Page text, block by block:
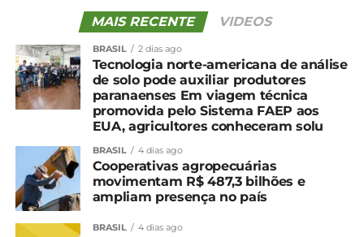
Facebook
Relacionado
Boletim Logístico mostra
desempenho das
exportações de soja e
milho em 2023/24
28 de dezembro, 2024
pode atingir 134,966
milhões de toneladas em
2024
17 de julho, 2024
MAIS RECENTE VIDEOS
BRASIL 2 dias ago
Tecnologia norte-americana de análise
de solo pode auxiliar produtores
paranaenses Em viagem técnica
promovida pelo Sistema FAEP aos
EUA, agricultores conheceram solu
BRASIL 4 dias ago
Cooperativas agropecuárias
movimentam R$ 487,3 bilhões e
ampliam presença no país
BRASIL 4 dias ago